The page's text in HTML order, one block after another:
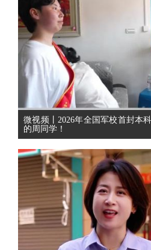
微视频丨2026年全国军校首封本
的周同学！